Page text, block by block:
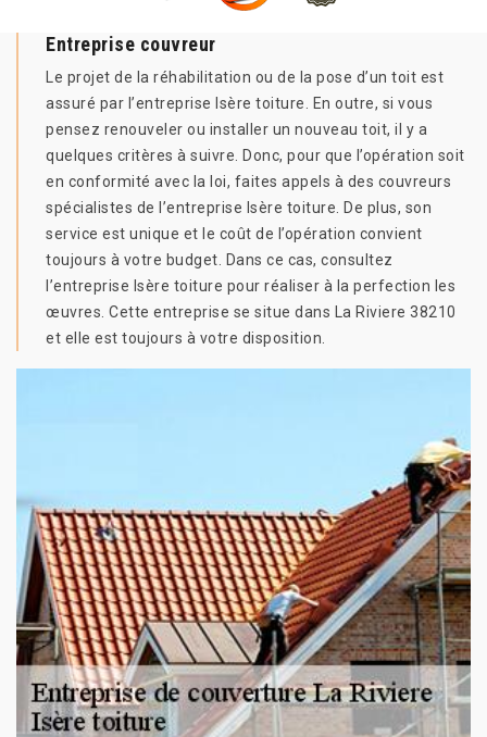
Entreprise couvreur
Le projet de la réhabilitation ou de la pose d’un toit est
assuré par l’entreprise Isère toiture. En outre, si vous
pensez renouveler ou installer un nouveau toit, il y a
quelques critères à suivre. Donc, pour que l’opération soit
en conformité avec la loi, faites appels à des couvreurs
spécialistes de l’entreprise Isère toiture. De plus, son
service est unique et le coût de l’opération convient
toujours à votre budget. Dans ce cas, consultez
l’entreprise Isère toiture pour réaliser à la perfection les
œuvres. Cette entreprise se situe dans La Riviere 38210
et elle est toujours à votre disposition.